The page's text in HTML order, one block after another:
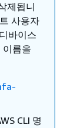
제됩니
사용자
바이스
이름을
CLI 명